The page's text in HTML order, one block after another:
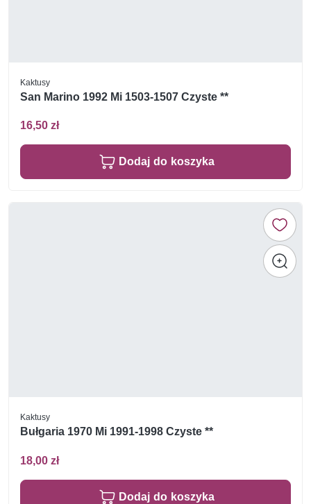
Kaktusy
San Marino 1992 Mi 1503-1507 Czyste **
16,50 zł
Dodaj do koszyka
Kaktusy
Bułgaria 1970 Mi 1991-1998 Czyste **
18,00 zł
Dodaj do koszyka